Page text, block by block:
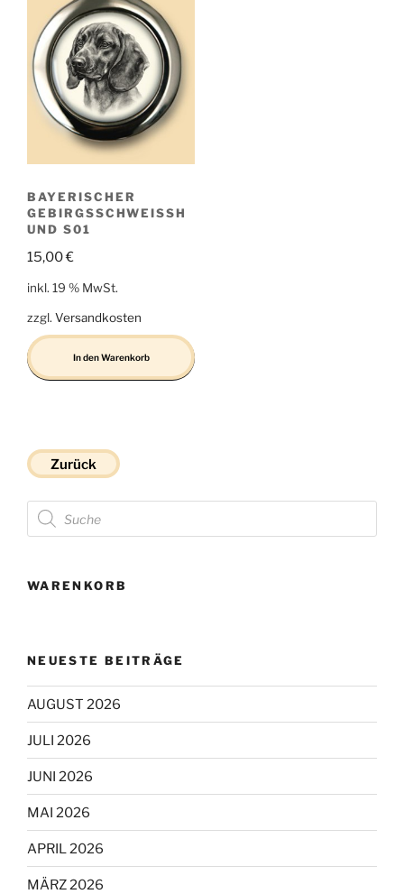
BAYERISCHER
GEBIRGSSCHWEISSH
UND S01
15,00€
inkl. 19 % MwSt.
zzgl. Versandkosten
In den Warenkorb
Zurück
Products
search
WARENKORB
NEUESTE BEITRÄGE
AUGUST 2026
JULI 2026
JUNI 2026
MAI 2026
APRIL 2026
MÄRZ 2026